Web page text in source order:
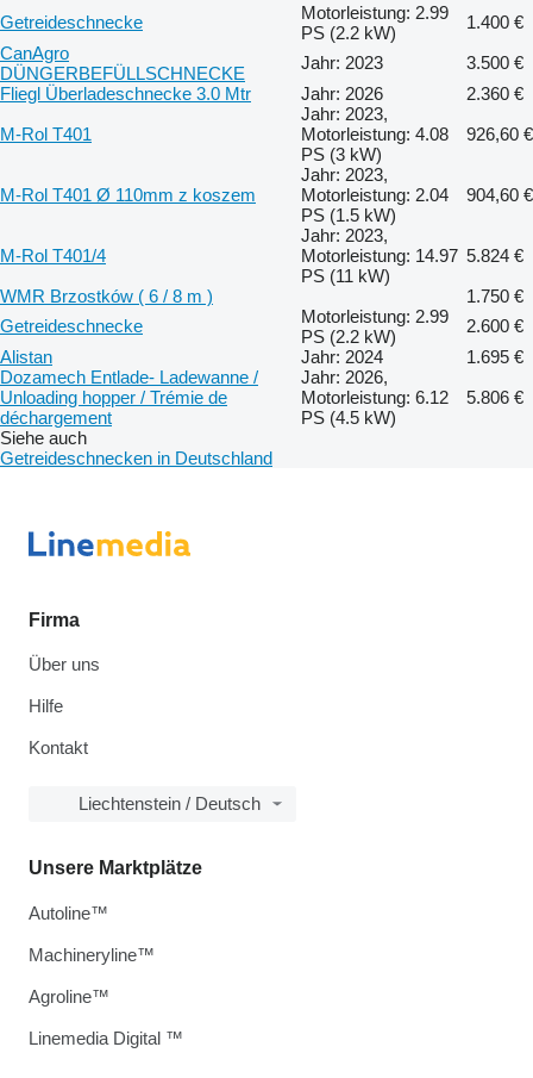
Getreideschnecke
Motorleistung: 2.99
PS (2.2 kW)
1.400 €
CanAgro
DÜNGERBEFÜLLSCHNECKE
Jahr: 2023
3.500 €
Fliegl Überladeschnecke 3.0 Mtr
Jahr: 2026
2.360 €
M-Rol T401
Jahr: 2023,
Motorleistung: 4.08
PS (3 kW)
926,60 €
M-Rol T401 Ø 110mm z koszem
Jahr: 2023,
Motorleistung: 2.04
PS (1.5 kW)
904,60 €
M-Rol T401/4
Jahr: 2023,
Motorleistung: 14.97
PS (11 kW)
5.824 €
WMR Brzostków ( 6 / 8 m )
1.750 €
Getreideschnecke
Motorleistung: 2.99
PS (2.2 kW)
2.600 €
Alistan
Jahr: 2024
1.695 €
Dozamech Entlade- Ladewanne /
Unloading hopper / Trémie de
déchargement
Jahr: 2026,
Motorleistung: 6.12
PS (4.5 kW)
5.806 €
Siehe auch
Getreideschnecken in Deutschland
Firma
Über uns
Hilfe
Kontakt
Liechtenstein / Deutsch
Unsere Marktplätze
Autoline™
Machineryline™
Agroline™
Linemedia Digital ™